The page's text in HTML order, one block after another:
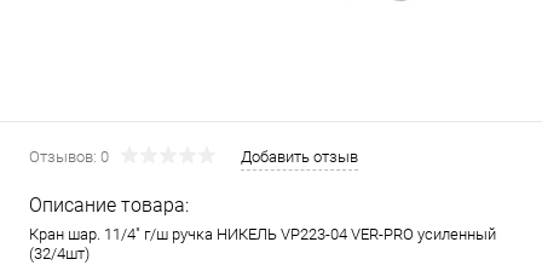
Отзывов: 0 Добавить отзыв
Описание товара:
Кран шар. 11/4" г/ш ручка НИКЕЛЬ VP223-04 VER-PRO усиленный
(32/4шт)